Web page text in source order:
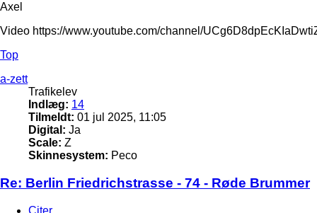
Axel
Video https://www.youtube.com/channel/
Top
a-zett
Trafikelev
Indlæg: 14
Tilmeldt: 01 jul 2025, 11:05
Digital: Ja
Scale: Z
Skinnesystem: Peco
Re: Berlin Friedrichstrasse - 74 - Røde Brummer
Citer